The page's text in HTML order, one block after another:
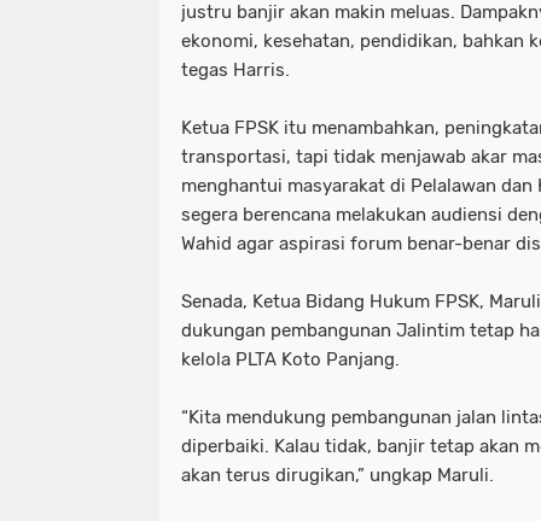
justru banjir akan makin meluas.
ekonomi, kesehatan, pendidikan, bahkan
tegas Harris.
Ketua FPSK itu menambahkan,
transportasi, tapi tidak menjawab akar
menghantui masyarakat di Pelalawan dan
segera berencana melakukan audiensi
Wahid agar aspirasi forum benar-benar
Senada, Ketua Bidang Hukum FPSK,
dukungan pembangunan Jalintim tetap
kelola PLTA Koto Panjang.
“Kita mendukung pembangunan jalan
diperbaiki. Kalau tidak, banjir tetap akan
akan terus dirugikan,” ungkap Maruli.